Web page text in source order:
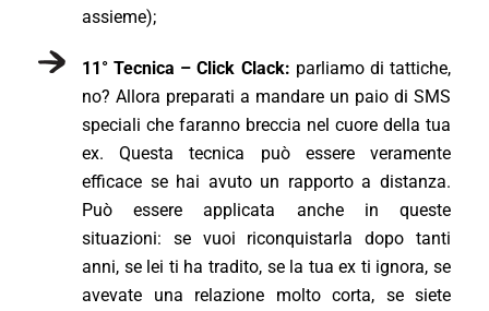
assieme);
11° Tecnica – Click Clack: parliamo di tattiche,
no? Allora preparati a mandare un paio di SMS
speciali che faranno breccia nel cuore della tua
ex. Questa tecnica può essere veramente
efficace se hai avuto un rapporto a distanza.
Può essere applicata anche in queste
situazioni: se vuoi riconquistarla dopo tanti
anni, se lei ti ha tradito, se la tua ex ti ignora, se
avevate una relazione molto corta, se siete